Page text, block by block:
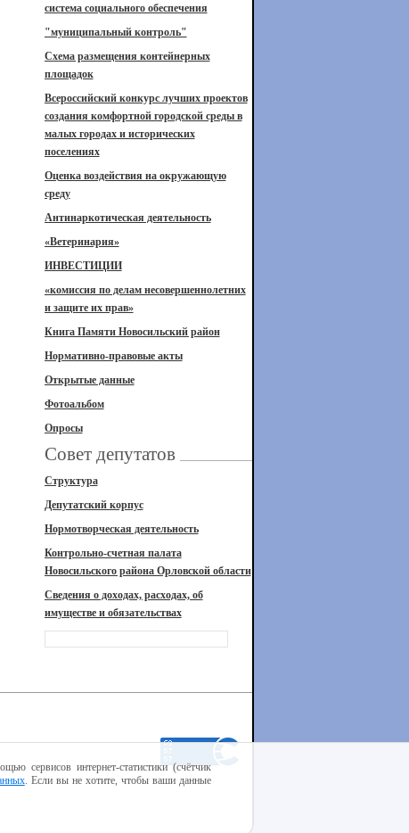
система социального обеспечения
"муниципальный контроль"
Схема размещения контейнерных
площадок
Всероссийский конкурс лучших проектов
создания комфортной городской среды в
малых городах и исторических
поселениях
Оценка воздействия на окружающую
среду
Антинаркотическая деятельность
«Ветеринария»
ИНВЕСТИЦИИ
«комиссия по делам несовершеннолетних
и защите их прав»
Книга Памяти Новосильский район
Нормативно-правовые акты
Открытые данные
Фотоальбом
Опросы
Совет депутатов
Структура
Депутатский корпус
Нормотворческая деятельность
Контрольно-счетная палата
Новосильского района Орловской области
Сведения о доходах, расходах, об
имуществе и обязательствах
сервисов интернет-статистики (счётчик
. Если вы не хотите, чтобы ваши данные